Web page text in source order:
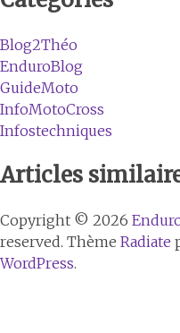
Blog2Théo
EnduroBlog
GuideMoto
InfoMotoCross
Infostechniques
Articles
Copyright © 2026
reserved. Thème Radiate
WordPress.